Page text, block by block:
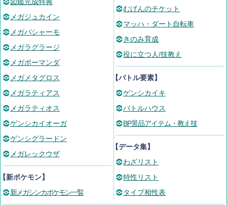
メガジュカイン
メガバシャーモ
メガラグラージ
メガボーマンダ
メガメタグロス
メガラティアス
メガラティオス
ゲンシカイオーガ
ゲンシグラードン
メガレックウザ
新ポケモン】
新メガシンカポケモン一覧
むげんのチケット
マッハ・ダート自転車
きのみ育成
役に立つ人/技教え
【バトル要素】
ゲンシカイキ
バトルハウス
BP景品アイテム・教え技
【データ集】
わざリスト
特性リスト
タイプ相性表